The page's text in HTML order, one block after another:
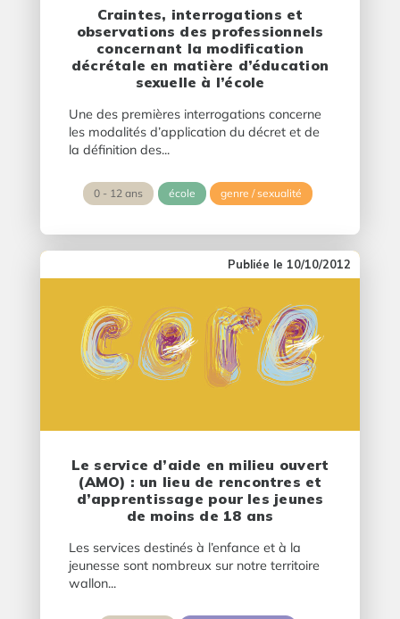
Craintes, interrogations et
observations des professionnels
concernant la modification
décrétale en matière d’éducation
sexuelle à l’école
Une des premières interrogations concerne
les modalités d’application du décret et de
la définition des...
0 - 12 ans école genre / sexualité
10/10/2012
Le service d’aide en milieu ouvert
(AMO) : un lieu de rencontres et
d’apprentissage pour les jeunes
de moins de 18 ans
Les services destinés à l’enfance et à la
jeunesse sont nombreux sur notre territoire
wallon...